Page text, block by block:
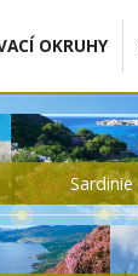
OKRUHY
Sardinie